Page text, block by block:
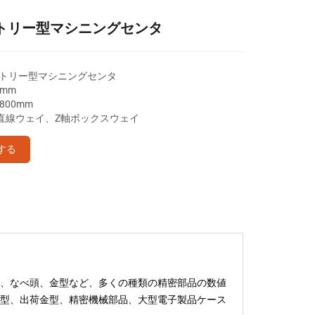
リー型マシニングセンタ
リー型マシニングセンタ
線ウェイ、Z軸ボックスウェイ
る
なべ頭、金型など、多くの種類の精密部品の数値
、出荷金型、精密機械部品、大型電子製品ケース